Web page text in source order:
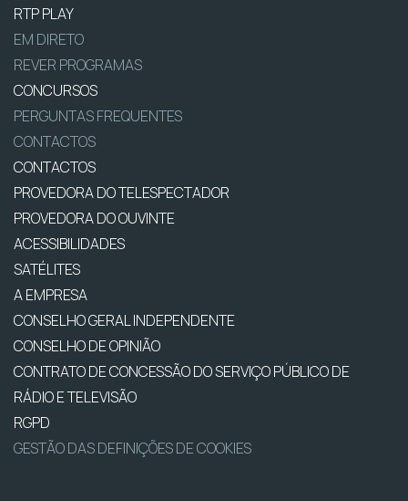
RTP PLAY
EM DIRETO
REVER PROGRAMAS
CONCURSOS
PERGUNTAS FREQUENTES
CONTACTOS
CONTACTOS
PROVEDORA DO TELESPECTADOR
PROVEDORA DO OUVINTE
ACESSIBILIDADES
SATÉLITES
A EMPRESA
CONSELHO GERAL INDEPENDENTE
CONSELHO DE OPINIÃO
CONTRATO DE CONCESSÃO DO SERVIÇO PÚBLICO DE
RÁDIO E TELEVISÃO
RGPD
GESTÃO DAS DEFINIÇÕES DE COOKIES